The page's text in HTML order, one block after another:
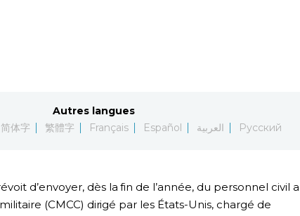
Autres langues
简体字 繁體字 Français Español العربية Русский
d’envoyer, dès la fin de l’année, du personnel civil
(CMCC) dirigé par les États-Unis, chargé de